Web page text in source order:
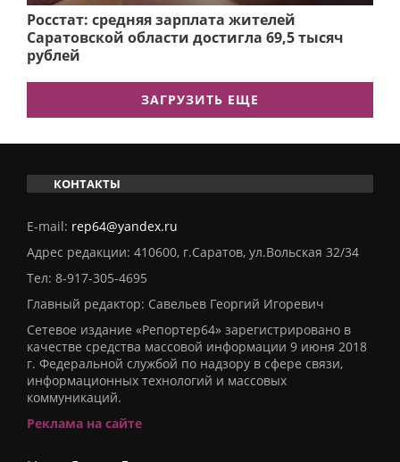
Росстат: средняя зарплата жителей
Саратовской области достигла 69,5 тысяч
рублей
ЗАГРУЗИТЬ ЕЩЕ
КОНТАКТЫ
E-mail: rep64@yandex.ru
Адрес редакции: 410600, г.Саратов, ул.Вольская 32/34
Тел: 8-917-305-4695
Главный редактор: Савельев Георгий Игоревич
Сетевое издание «Репортер64» зарегистрировано в
качестве средства массовой информации 9 июня 2018
г. Федеральной службой по надзору в сфере связи,
информационных технологий и массовых
коммуникаций.
Реклама на сайте